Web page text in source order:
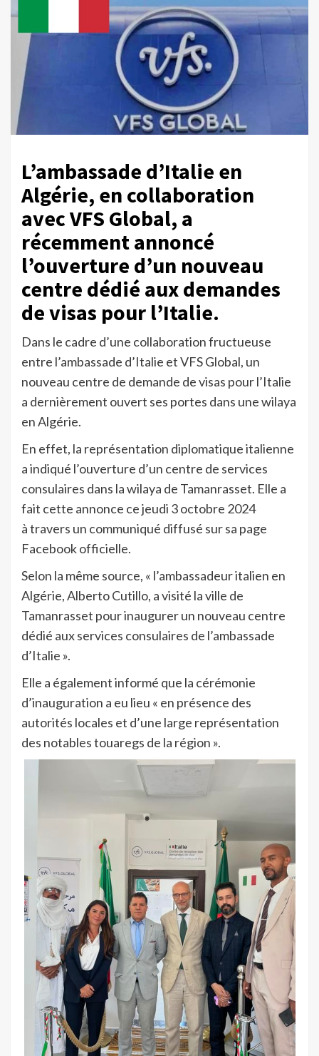
L’ambassade d’Italie en
Algérie, en collaboration
avec VFS Global, a
récemment annoncé
l’ouverture d’un nouveau
centre dédié aux demandes
de visas pour l’Italie.
Dans le cadre d’une collaboration fructueuse
entre l’ambassade d’Italie et VFS Global, un
nouveau centre de demande de visas pour l’Italie
a dernièrement ouvert ses portes dans une wilaya
en Algérie.
En effet, la représentation diplomatique italienne
a indiqué l’ouverture d’un centre de services
consulaires dans la wilaya de Tamanrasset. Elle a
fait cette annonce ce jeudi 3 octobre 2024
à travers un communiqué diffusé sur sa page
Facebook officielle.
Selon la même source, « l’ambassadeur italien en
Algérie, Alberto Cutillo, a visité la ville de
Tamanrasset pour inaugurer un nouveau centre
dédié aux services consulaires de l’ambassade
d’Italie ».
Elle a également informé que la cérémonie
d’inauguration a eu lieu « en présence des
autorités locales et d’une large représentation
des notables touaregs de la région ».